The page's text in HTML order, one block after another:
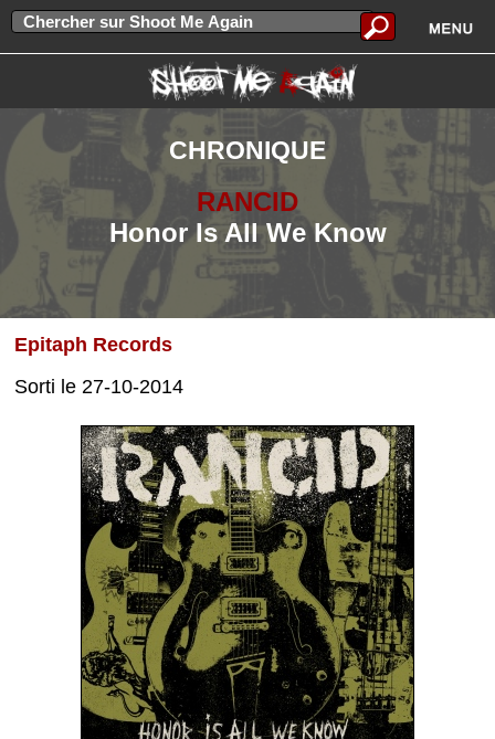
CHRONIQUE
RANCID
Honor Is All We Know
Epitaph Records
Sorti le 27-10-2014